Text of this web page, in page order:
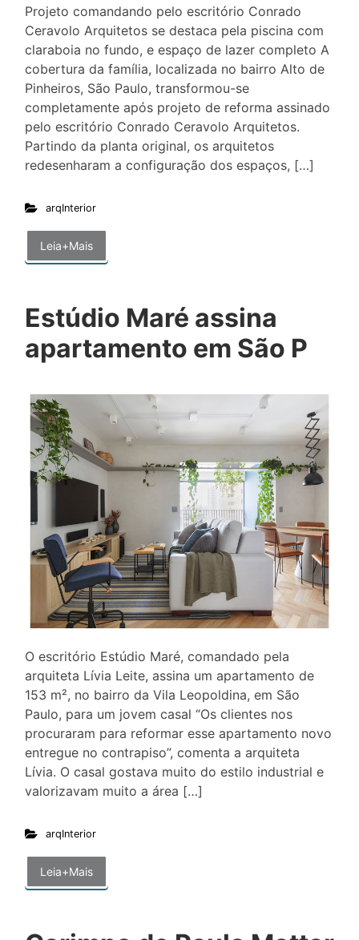
Projeto comandando pelo escritório Conrado
Ceravolo Arquitetos se destaca pela piscina com
claraboia no fundo, e espaço de lazer completo A
cobertura da família, localizada no bairro Alto de
Pinheiros, São Paulo, transformou-se
completamente após projeto de reforma assinado
pelo escritório Conrado Ceravolo Arquitetos.
Partindo da planta original, os arquitetos
redesenharam a configuração dos espaços, […]
arqInterior
Leia+Mais
Estúdio Maré assina
apartamento em São P
O escritório Estúdio Maré, comandado pela
arquiteta Lívia Leite, assina um apartamento de
153 m², no bairro da Vila Leopoldina, em São
Paulo, para um jovem casal “Os clientes nos
procuraram para reformar esse apartamento novo
entregue no contrapiso”, comenta a arquiteta
Lívia. O casal gostava muito do estilo industrial e
valorizavam muito a área […]
arqInterior
Leia+Mais